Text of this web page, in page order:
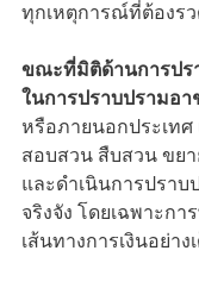
ทุกเหตุการณ์ที่ต้องร
ขณะที่มิติด้านการปร
ในการปราบปรามอ
หรือภายนอกประเทศ
สอบสวน สืบสวน ขย
และดำเนินการปรา
จริงจัง โดยเฉพาะก
เส้นทางการเงินอย่าง